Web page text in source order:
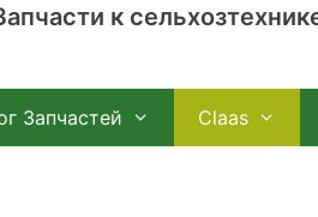
к
Запчастей Claas